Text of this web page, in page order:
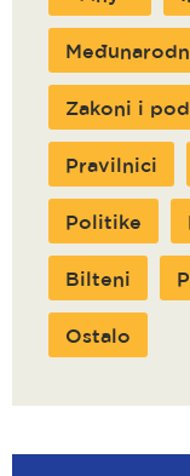
Zakoni i
Pravilnici
Politike
Bilteni
Ostalo